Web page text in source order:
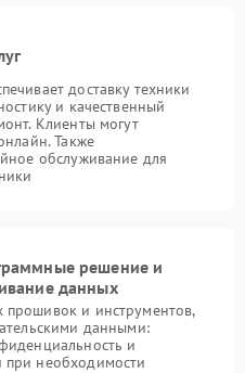
доставку техники
и качественный
Клиенты могут
Также
обслуживание для
решение и
данных
и инструментов,
данными:
и
необходимости